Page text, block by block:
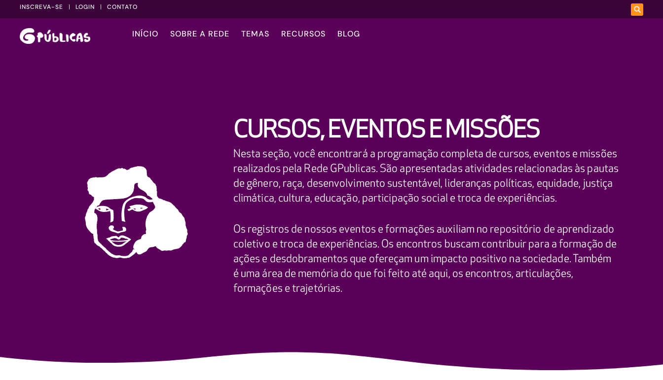
INSCREVA-SE LOGIN CONTATO
INÍCIO SOBRE A REDE TEMAS RECURSOS BLOG
CURSOS, EVENTOS E MISSÕES
Nesta seção, você encontrará a programação completa de cursos, eventos e missões
realizados pela Rede GPublicas. São apresentadas atividades relacionadas às pautas
de gênero, raça, desenvolvimento sustentável, lideranças políticas, equidade, justiça
climática, cultura, educação, participação social e troca de experiências.
Os registros de nossos eventos e formações auxiliam no repositório de aprendizado
coletivo e troca de experiências. Os encontros buscam contribuir para a formação de
ações e desdobramentos que ofereçam um impacto positivo na sociedade. Também
é uma área de memória do que foi feito até aqui, os encontros, articulações,
formações e trajetórias.